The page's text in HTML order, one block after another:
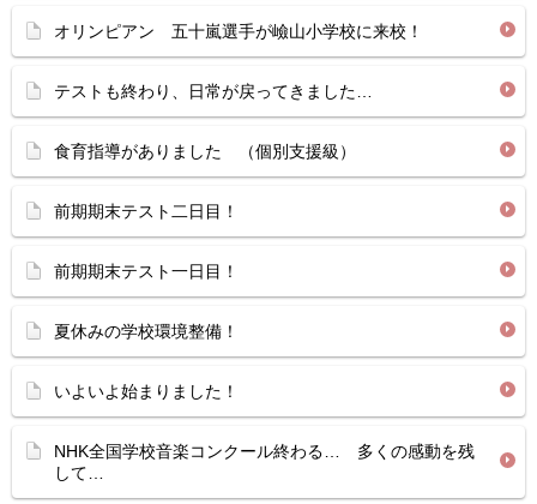
オリンピアン 五十嵐選手が嶮山小学校に来校！
テストも終わり、日常が戻ってきました…
食育指導がありました （個別支援級）
前期期末テスト二日目！
前期期末テスト一日目！
夏休みの学校環境整備！
いよいよ始まりました！
NHK全国学校音楽コンクール終わる… 多くの感動を残
して…